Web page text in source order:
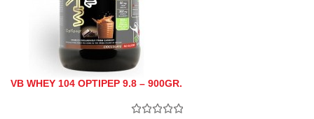
VB WHEY 104 OPTIPEP 9.8 – 900GR.